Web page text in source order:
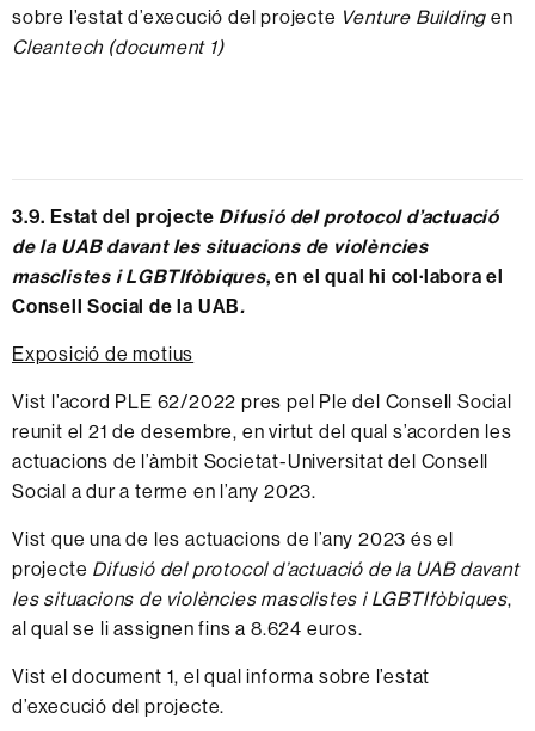
sobre l’estat d’execució del projecte Venture Building en
Cleantech (document 1)
3.9. Estat del projecte Difusió del protocol d’actuació
de la UAB davant les situacions de violències
masclistes i LGBTIfòbiques, en el qual hi col·labora el
Consell Social de la UAB.
Exposició de motius
Vist l’acord PLE 62/2022 pres pel Ple del Consell Social
reunit el 21 de desembre, en virtut del qual s’acorden les
actuacions de l’àmbit Societat-Universitat del Consell
Social a dur a terme en l’any 2023.
Vist que una de les actuacions de l’any 2023 és el
projecte Difusió del protocol d’actuació de la UAB davant
les situacions de violències masclistes i LGBTIfòbiques,
al qual se li assignen fins a 8.624 euros.
Vist eldocument 1, el qual informa sobre l’estat
d’execució del projecte.